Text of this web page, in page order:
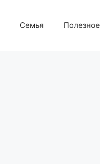
Семья Полезное